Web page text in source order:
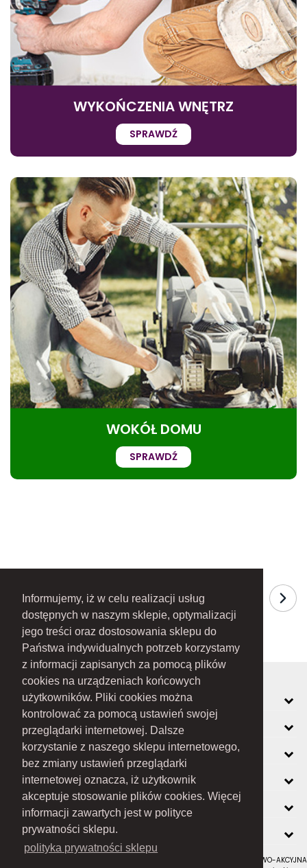
Informujemy, iż w celu realizacji usług
dostępnych w naszym sklepie, optymalizacji
jego treści oraz dostosowania sklepu do
Państwa indywidualnych potrzeb korzystamy
z informacji zapisanych za pomocą plików
cookies na urządzeniach końcowych
użytkowników. Pliki cookies można
kontrolować za pomocą ustawień swojej
przeglądarki internetowej. Dalsze
korzystanie z naszego sklepu internetowego,
bez zmiany ustawień przeglądarki
internetowej oznacza, iż użytkownik
akceptuje stosowanie plików cookies. Więcej
informacji zawartych jest w polityce
prywatności sklepu.
polityka prywatności sklepu
WYKOŃCZENIA WNĘTRZ
SPRAWDŹ
WOKÓŁ DOMU
SPRAWDŹ
MOJE KONTO
INFORMACJE
O FIRMIE
ZOBACZ RÓWNIEŻ
KONTAKT
NEWSLETTER
RAMEX SPÓŁKA Z OGRANICZONĄ ODPOWIEDZIALNOŚCIĄ SPÓŁKA KOMANDYTOWO-AKCYJNA